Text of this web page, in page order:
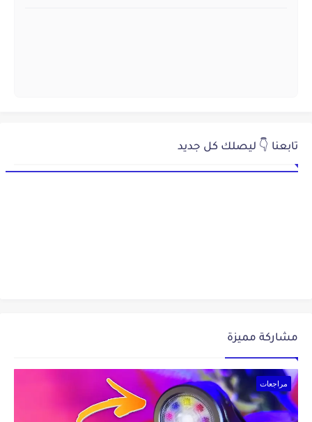
تابعنا 👇 ليصلك كل جديد
مشاركة مميزة
مراجعات